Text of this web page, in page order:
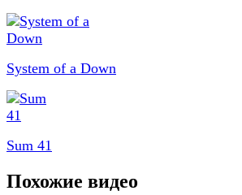
System of a Down
Sum 41
Похожие видео